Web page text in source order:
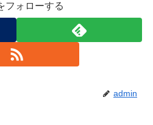
フォローする
admin